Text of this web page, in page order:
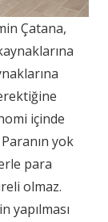
Çatana,
içinde
yok
para
olmaz.
yapılması